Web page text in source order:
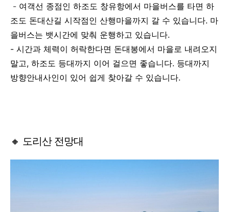
- 여객선 종점인 하조도 창유항에서 마을버스를 타면 하
조도 돈대산길 시작점인 산행마을까지 갈 수 있습니다. 마
을버스는 뱃시간에 맞춰 운행하고 있습니다.
- 시간과 체력이 허락한다면 돈대봉에서 마을로 내려오지
말고, 하조도 등대까지 이어 걸으면 좋습니다. 등대까지
방향안내사인이 있어 쉽게 찾아갈 수 있습니다.
🔸 도리산 전망대